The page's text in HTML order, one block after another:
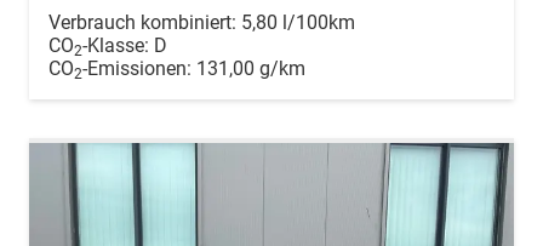
Verbrauch kombiniert: 5,80 l/100km
CO2-Klasse: D
CO2-Emissionen: 131,00 g/km